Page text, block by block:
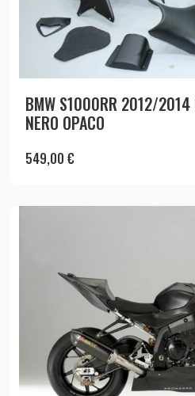
BMW S1000RR 2012/
NERO OPACO
549,00 €